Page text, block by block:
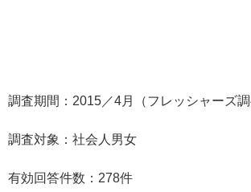
調査期間：2015／4月（フレッシャーズ調
調査対象：社会人男女
有効回答件数：278件